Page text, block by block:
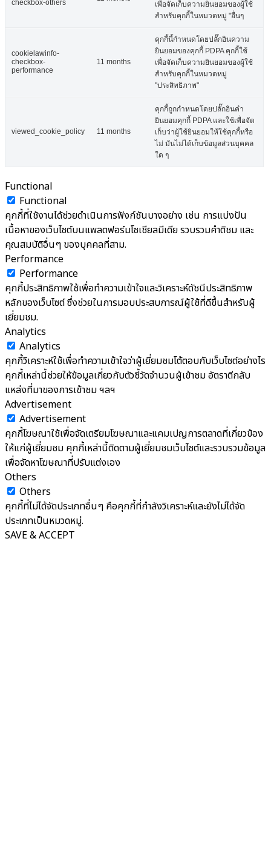
checkbox-others
เพื่อจัดเก็บความยินยอมของผู้ใช้
สำหรับคุกกี้ในหมวดหมู่ "อื่นๆ
cookielawinfo-
checkbox-
performance
11 months
คุกกี้นี้กำหนดโดยปลั๊กอินความ
ยินยอมของคุกกี้ PDPA คุกกี้ใช้
เพื่อจัดเก็บความยินยอมของผู้ใช้
สำหรับคุกกี้ในหมวดหมู่
"ประสิทธิภาพ"
viewed_cookie_policy 11 months
คุกกี้ถูกกำหนดโดยปลั๊กอินคำ
ยินยอมคุกกี้ PDPA และใช้เพื่อจัด
เก็บว่าผู้ใช้ยินยอมให้ใช้คุกกี้หรือ
ไม่ มันไม่ได้เก็บข้อมูลส่วนบุคคล
ใด ๆ
Functional
Functional
คุกกี้ที่ใช้งานได้ช่วยดำเนินการฟังก์ชันบางอย่าง เช่น การแบ่งปัน
เนื้อหาของเว็บไซต์บนแพลตฟอร์มโซเชียลมีเดีย รวบรวมคำติชม และ
คุณสมบัติอื่นๆ ของบุคคลที่สาม.
Performance
Performance
คุกกี้ประสิทธิภาพใช้เพื่อทำความเข้าใจและวิเคราะห์ดัชนีประสิทธิภาพ
หลักของเว็บไซต์ ซึ่งช่วยในการมอบประสบการณ์ผู้ใช้ที่ดีขึ้นสำหรับผู้
เยี่ยมชม.
Analytics
Analytics
คุกกี้วิเคราะห์ใช้เพื่อทำความเข้าใจว่าผู้เยี่ยมชมโต้ตอบกับเว็บไซต์อย่างไร
คุกกี้เหล่านี้ช่วยให้ข้อมูลเกี่ยวกับตัวชี้วัดจำนวนผู้เข้าชม อัตราตีกลับ
แหล่งที่มาของการเข้าชม ฯลฯ
Advertisement
Advertisement
คุกกี้โฆษณาใช้เพื่อจัดเตรียมโฆษณาและแคมเปญการตลาดที่เกี่ยวข้อง
ให้แก่ผู้เยี่ยมชม คุกกี้เหล่านี้ติดตามผู้เยี่ยมชมเว็บไซต์และรวบรวมข้อมูล
เพื่อจัดหาโฆษณาที่ปรับแต่งเอง
Others
Others
คุกกี้ที่ไม่ได้จัดประเภทอื่นๆ คือคุกกี้ที่กำลังวิเคราะห์และยังไม่ได้จัด
ประเภทเป็นหมวดหมู่.
SAVE & ACCEPT